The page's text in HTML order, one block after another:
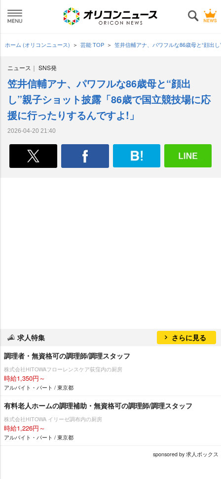
ホーム (オリコンニュース) 芸能 TOP 笠井信輔アナ、パワフルな86歳母と“顔出
ニュース SNS発
笠井信輔アナ、パワフルな86歳母と“顔出
し”親子ショット披露「86歳で国立競技場に応
援に行ったりするんですよ!」
2026-04-20 21:40
求人特集
さらに見る
調理者・無資格可の調理師/調理スタッフ
株式会社HITOWAフローレンスケア荻窪内の厨房
時給1,350円～
アルバイト・パート / 東京都
有料老人ホームの調理補助・無資格可の調理師/調理スタッフ
株式会社HITOWA イリーゼ調布内の厨房
時給1,226円～
アルバイト・パート / 東京都
sponsored by 求人ボックス